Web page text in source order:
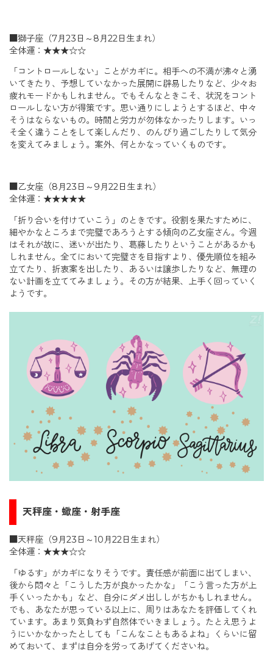
■獅子座（7月23日～8月22日生まれ）
全体運：★★★☆☆
「コントロールしない」ことがカギに。相手への不満が沸々と湧
いてきたり、予想していなかった展開に辟易したりなど、少々お
疲れモードかもしれません。でもそんなときこそ、状況をコント
ロールしない方が得策です。思い通りにしようとするほど、中々
そうはならないもの。時間と労力が勿体なかったりします。いっ
そ全く違うことをして楽しんだり、のんびり過ごしたりして気分
を変えてみましょう。案外、何とかなっていくものです。
■乙女座（8月23日～9月22日生まれ）
全体運：★★★★★
「折り合いを付けていこう」のときです。役割を果たすために、
細やかなところまで完璧であろうとする傾向の乙女座さん。今週
はそれが故に、迷いが出たり、葛藤したりということがあるかも
しれません。全てにおいて完璧さを目指すより、優先順位を組み
立てたり、折衷案を出したり、あるいは譲歩したりなど、無理の
ない計画を立ててみましょう。その方が結果、上手く回っていく
ようです。
天秤座・蠍座・射手座
■天秤座（9月23日～10月22日生まれ）
全体運：★★★☆☆
「ゆるす」がカギになりそうです。責任感が前面に出てしまい、
後から悶々と「こうした方が良かったかな」「こう言った方が上
手くいったかも」など、自分にダメ出ししがちかもしれません。
でも、あなたが思っている以上に、周りはあなたを評価してくれ
ています。あまり気負わず自然体でいきましょう。たとえ思うよ
うにいかなかったとしても「こんなこともあるよね」くらいに留
めておいて、まずは自分を労ってあげてくださいね。